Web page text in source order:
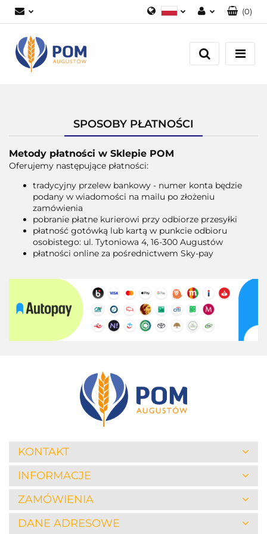
Zaloguj się
Załóż konto
(0)
SPOSOBY PŁATNOŚCI
Metody płatności w Sklepie POM
Oferujemy następujące płatności:
tradycyjny przelew bankowy - numer konta będzie
podany w wiadomości na mailu po złożeniu
zamówienia
pobranie płatne kurierowi przy odbiorze przesyłki
płatność gotówką lub kartą w punkcie odbioru
osobistego: ul. Tytoniowa 4, 16-300 Augustów
płatności online za pośrednictwem Sky-pay
KONTAKT
INFORMACJE
ZAMÓWIENIA
DANE ADRESOWE